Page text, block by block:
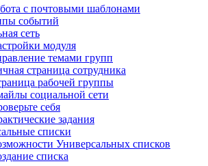
с почтовыми шаблонами
событий
сеть
модуля
темами групп
страница сотрудника
рабочей группы
социальной сети
себя
задания
списки
Универсальных списков
списка